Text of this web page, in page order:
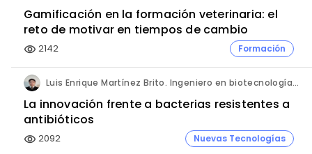
Gamificación en la formación veterinaria: el
reto de motivar en tiempos de cambio
visibility 2142 Formación
Luis Enrique Martínez Brito. Ingeniero en biotecnología, México.
La innovación frente a bacterias resistentes a
antibióticos
visibility 2092 Nuevas Tecnologías